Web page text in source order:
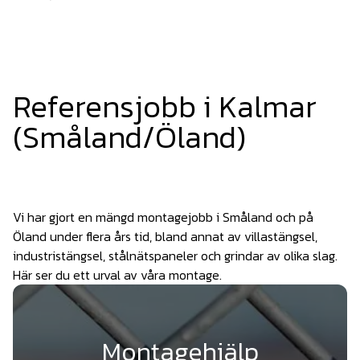
Referensjobb i Kalmar
(Småland/Öland)
Vi har gjort en mängd montagejobb i Småland och på
Öland under flera års tid, bland annat av villastängsel,
industristängsel, stålnätspaneler och grindar av olika slag.
Här ser du ett urval av våra montage.
Montagehjälp